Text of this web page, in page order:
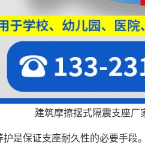
建筑摩擦摆式隔震支座厂
护是保证支座耐久性的必要手段